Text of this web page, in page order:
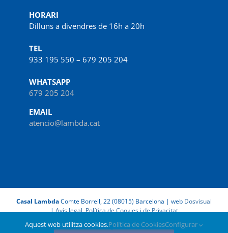
HORARI
Dilluns a divendres de 16h a 20h
TEL
933 195 550 – 679 205 204
WHATSAPP
679 205 204
EMAIL
atencio@lambda.cat
Casal LambdaComte Borrell, 22 (08015) Barcelona | web Dosvisual
|Avís legal, Política de Cookies i de Privacitat
Aquest web utilitza cookies.Política de CookiesConfigurar